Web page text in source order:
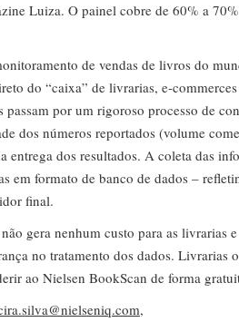
Luiza. O painel cobre de 60% a
de vendas de livros do
do “caixa” de livrarias, e-
por um rigoroso processo de
dos números reportados (volume
entrega dos resultados. A coleta das
em formato de banco de dados –
final.
gera nenhum custo para as livrarias
no tratamento dos dados. Livrarias
ao Nielsen BookScan de forma
,